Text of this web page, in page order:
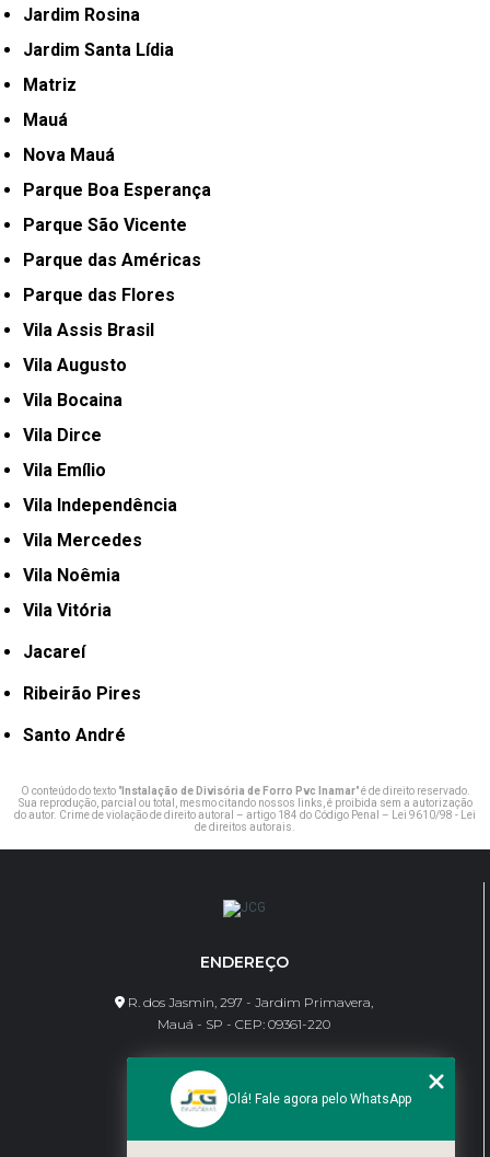
Jardim Rosina
Jardim Santa Lídia
Matriz
Mauá
Nova Mauá
Parque Boa Esperança
Parque São Vicente
Parque das Américas
Parque das Flores
Vila Assis Brasil
Vila Augusto
Vila Bocaina
Vila Dirce
Vila Emílio
Vila Independência
Vila Mercedes
Vila Noêmia
Vila Vitória
Jacareí
Ribeirão Pires
Santo André
O conteúdo do texto "Instalação de Divisória de Forro Pvc Inamar" é de direito reservado.
Sua reprodução, parcial ou total, mesmo citando nossos links, é proibida sem a autorização
do autor. Crime de violação de direito autoral – artigo 184 do Código Penal –
Lei 9610/98 - Lei
de direitos autorais
ENDEREÇO
R. dos Jasmin, 297 - Jardim Primavera,
Mauá - SP - CEP: 09361-220
CONTATO
(11) 95462-8630
bene@jcgdivisorias.com
Olá! Fale agora pelo WhatsApp